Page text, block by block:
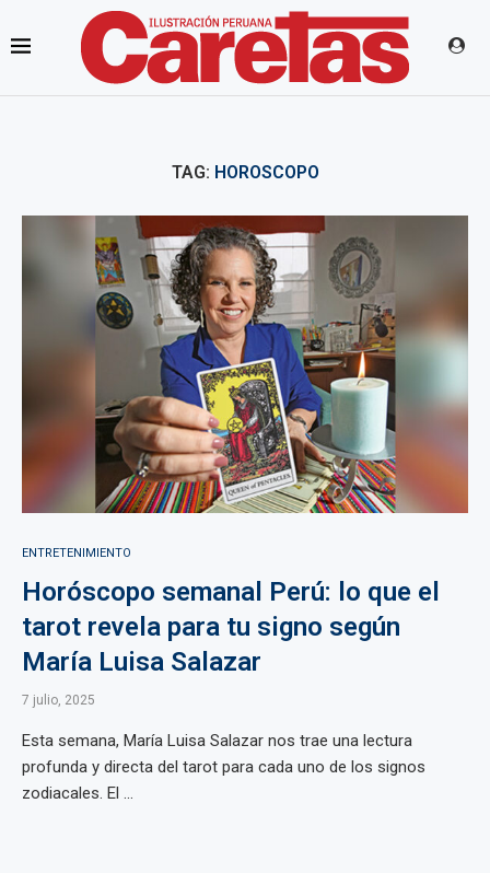
TAG: HOROSCOPO
ENTRETENIMIENTO
Horóscopo semanal Perú: lo que el
tarot revela para tu signo según
María Luisa Salazar
7 julio, 2025
Esta semana, María Luisa Salazar nos trae una lectura
profunda y directa del tarot para cada uno de los signos
zodiacales. El ...